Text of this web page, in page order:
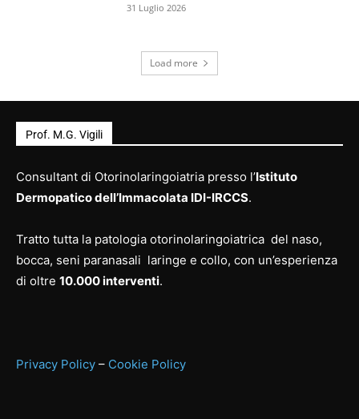
31 Luglio 2026
Load more
Prof. M.G. Vigili
Consultant di Otorinolaringoiatria presso l’Istituto
Dermopatico dell’Immacolata IDI-IRCCS.
Tratto tutta la patologia otorinolaringoiatrica del naso,
bocca, seni paranasali laringe e collo, con un’esperienza
di oltre 10.000 interventi.
Privacy Policy – Cookie Policy